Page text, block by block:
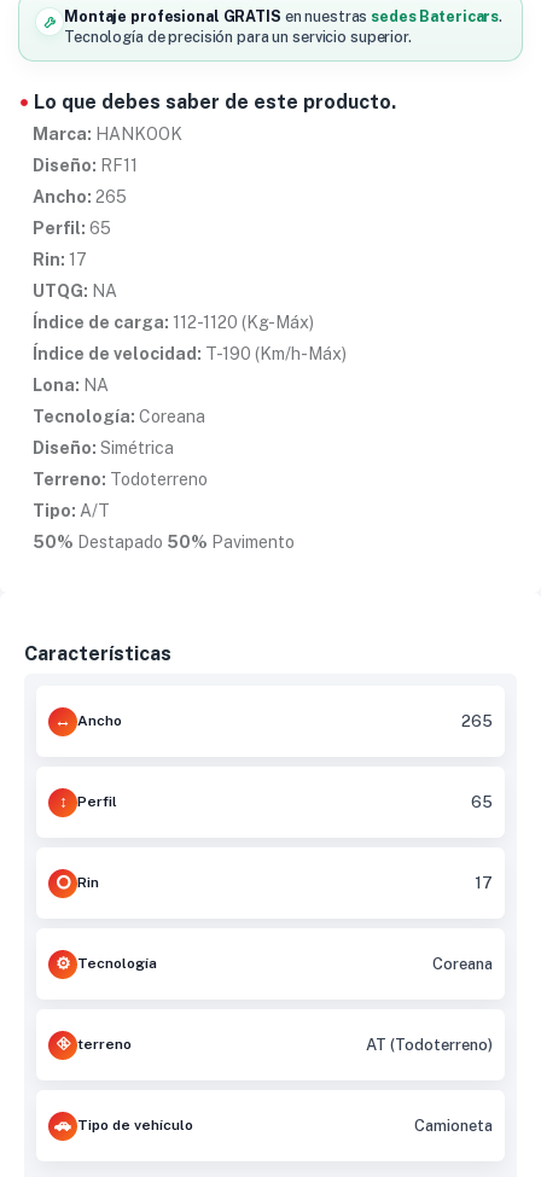
Montaje profesional GRATIS en nuestras sedes Batericars.
Tecnología de precisión para un servicio superior.
Lo que debes saber de este producto.
Marca: HANKOOK
Diseño: RF11
Ancho: 265
Perfil: 65
Rin: 17
UTQG: NA
Índice de carga: 112-1120 (Kg-Máx)
Índice de velocidad: T-190 (Km/h-Máx)
Lona: NA
Tecnología: Coreana
Diseño: Simétrica
Terreno: Todoterreno
Tipo: A/T
50% Destapado 50% Pavimento
Características
Ancho 265
Perfil 65
Rin 17
Tecnología Coreana
terreno AT (Todoterreno)
Tipo de vehículo Camioneta